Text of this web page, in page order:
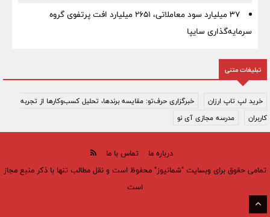
۳۷ میلیارد سود معاملاتی، ۲۶۵۱ میلیارد افت پرتفوی گروه
سرمایه‌گذاری سایپا
تبلیغات متنی
خرید لپ تاپ ارزان
خبرگزاری حرف‌تو: مقایسه برندها، تحلیل کسب‌وکارها از تجربه
کاربران
مدرسه مجازی آی نو
درباره ما
تماس با ما
تمامی حقوق برای وبسایت "شمانیوز" محفوظ است و نقل مطالب تنها با ذکر منبع مجاز
است